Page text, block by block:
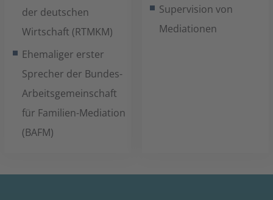
der deutschen
Wirtschaft (RTMKM)
Ehemaliger erster
Sprecher der Bundes-
Arbeitsgemeinschaft
für Familien-Mediation
(BAFM)
Supervision von
Mediationen